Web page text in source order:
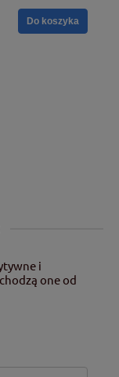
Do koszyka
i
one od